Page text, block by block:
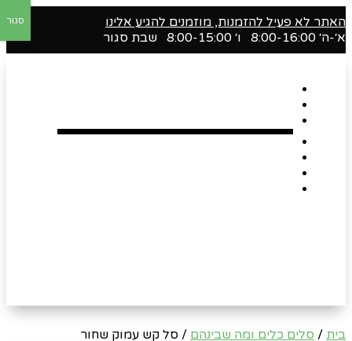
האתר לא פעיל להזמנות, מוזמנים להגיע אלינו
א׳-ה׳ 8:00-16:00 ו׳ 8:00-15:00 שבת סגור
בית / סלים כלים ומה שבינהם / סל קש עמוק שחור
סגור